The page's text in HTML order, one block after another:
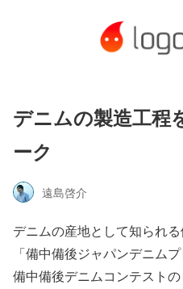
デニムの製造工程
ーク
遠島啓介
デニムの産地として知られ
「備中備後ジャパンデニム
備中備後デニムコンテスト